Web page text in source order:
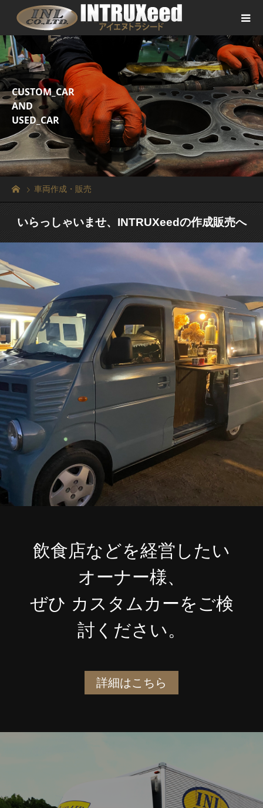
CUSTOM_CAR
AND
USED_CAR
車両作成・販売
いらっしゃいませ、INTRUXeedの作成販売へ
飲食店などを経営したい
オーナー様、
ぜひ カスタムカーをご検
討ください。
詳細はこちら